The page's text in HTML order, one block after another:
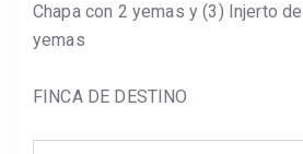
Chapa con 2 yemas y (3) Injerto
yemas
FINCA DE DESTINO